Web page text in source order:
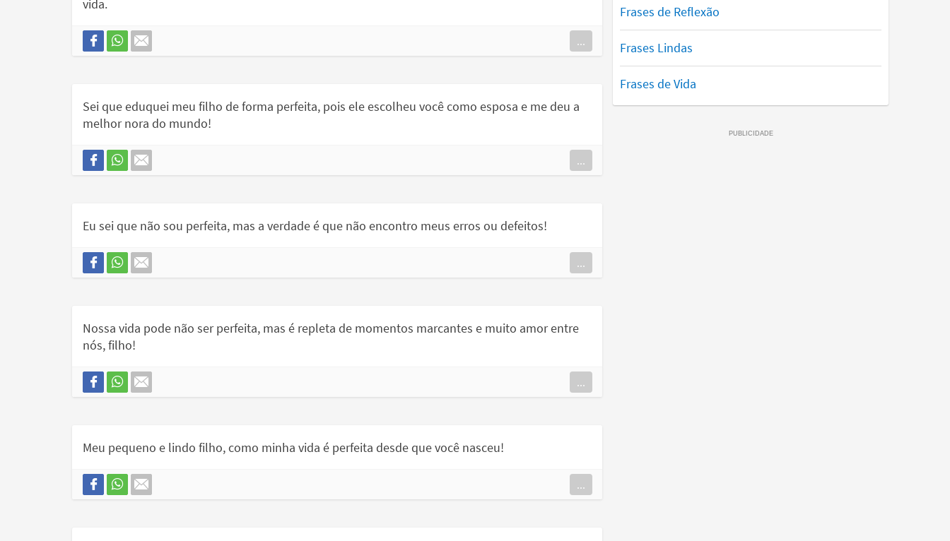
vida.
...
Sei que eduquei meu filho de forma perfeita, pois ele escolheu você como esposa e me deu a
melhor nora do mundo!
...
Eu sei que não sou perfeita, mas a verdade é que não encontro meus erros ou defeitos!
...
Nossa vida pode não ser perfeita, mas é repleta de momentos marcantes e muito amor entre
nós, filho!
...
Meu pequeno e lindo filho, como minha vida é perfeita desde que você nasceu!
...
Frases de Reflexão
Frases Lindas
Frases de Vida